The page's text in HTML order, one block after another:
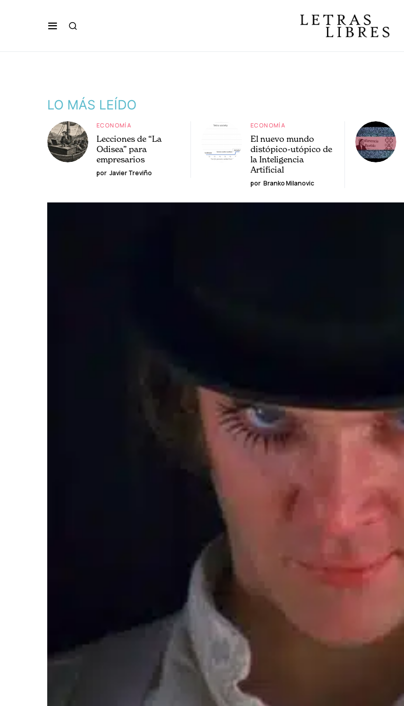
LO MÁS LEÍDO
ECONOMÍA
Lecciones de “La
Odisea” para
empresarios
por Javier Treviño
ECONOMÍA
El nuevo mundo
distópico-utópico de
la Inteligencia
Artificial
por Branko Milanovic